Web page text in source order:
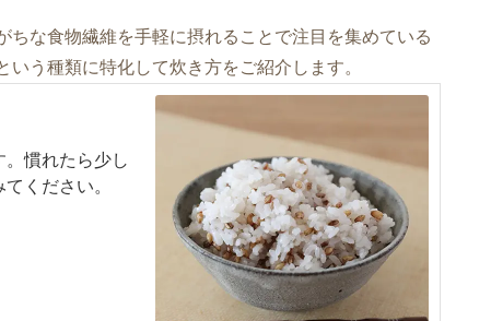
な食物繊維を手軽に摂れることで注目を集めている
う種類に特化して炊き方をご紹介します。
慣れたら少し
ください。